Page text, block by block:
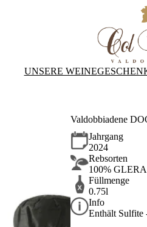
UNSERE WEINE
Valdobbiadene
Jahrgang
2024
Rebsorten
100% GLERA
Füllmenge
0.75l
Info
Enthält Sulfite